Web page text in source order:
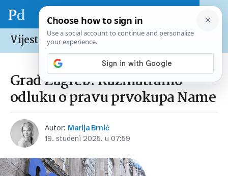
Vijesti /Hrvatska
Grad Zagreb: Razmatramo
odluku o pravu prvokupa Name
Autor: Marija Brnić
19. studeni 2025. u 07:59